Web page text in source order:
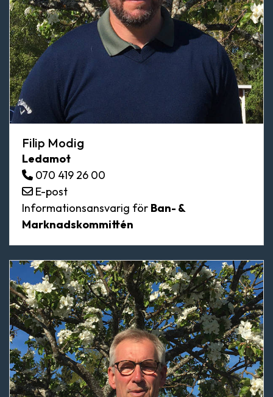
Filip Modig
Ledamot
070 419 26 00
E-post
Informationsansvarig för Ban- &
Marknadskommittén